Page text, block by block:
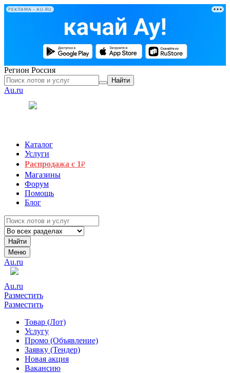
РЕКЛАМА • AU.RU
Регион Россия
Найти
Au.ru
Каталог
Услуги
Распродажа с 1₽
Магазины
Форум
Помощь
Блог
Найти
Меню
Au.ru
Au.ru
Разместить
Разместить
Товар (Лот)
Услугу
Промо (Объявление)
Заявку (Тендер)
Новая акция
Вакансию